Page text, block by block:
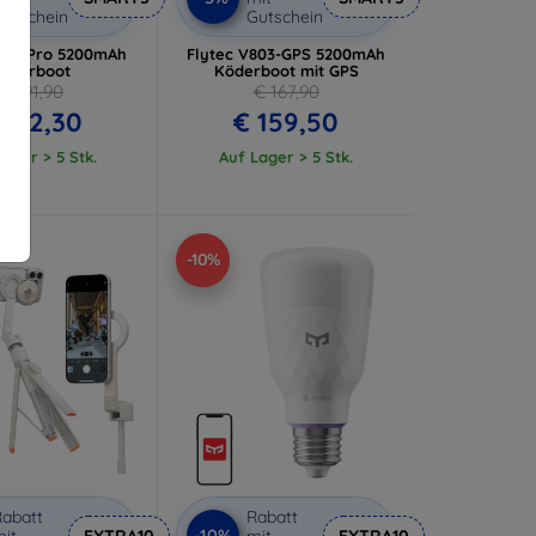
Gutschein
Pro 5200mAh
€ 391,90
372,30
> 5 Stk.
Gutschein
Flytec V803-GPS 5200mAh
Köderboot mit GPS
€ 167,90
€ 159,50
Auf Lager > 5 Stk.
-10%
Rabatt